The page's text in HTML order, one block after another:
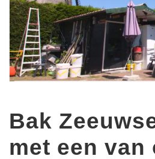
Bak
met een van